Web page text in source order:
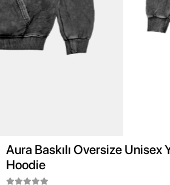
Aura Baskılı Oversize Unisex
Hoodie